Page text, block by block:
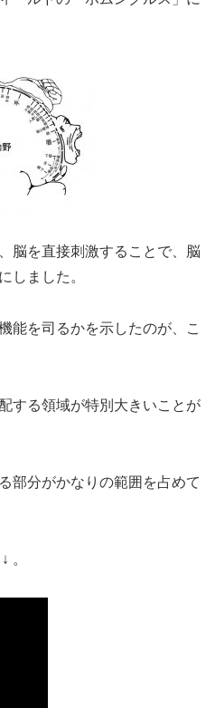
脳を直接刺激することで、脳
しました。
能を司るかを示したのが、こ
する領域が特別大きいことが
部分がかなりの範囲を占めて
。